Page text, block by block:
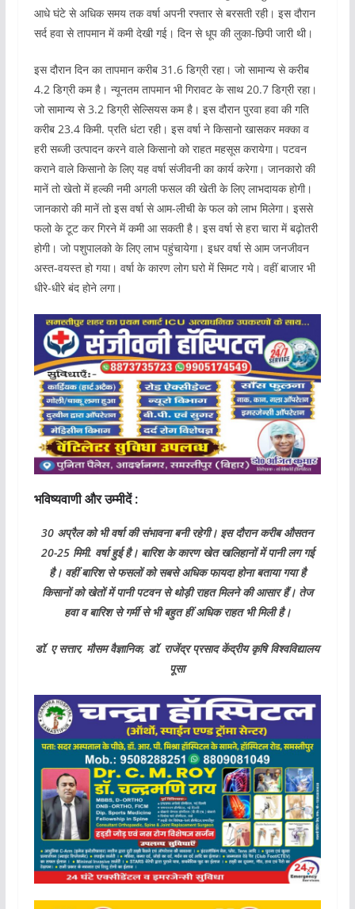
आधे घंटे से अधिक समय तक वर्षा अपनी रफ्तार से बरसती रही। इस दौरान
सर्द हवा से तापमान में कमी देखी गई। दिन से धूप की लुका-छिपी जारी थी।
इस दौरान दिन का तापमान करीब 31.6 डिग्री रहा। जो सामान्य से करीब
4.2 डिग्री कम है। न्यूनतम तापमान भी गिरावट के साथ 20.7 डिग्री रहा।
जो सामान्य से 3.2 डिग्री सेल्सियस कम है। इस दौरान पुरवा हवा की गति
करीब 23.4 किमी. प्रति धंटा रही। इस वर्षा ने किसानो खासकर मक्का व
हरी सब्जी उत्पादन करने वाले किसानो को राहत महसूस करायेगा। पटवन
कराने वाले किसानो के लिए यह वर्षा संजीवनी का कार्य करेगा। जानकारो की
मानें तो खेतो में हल्की नमी अगली फसल की खेती के लिए लाभदायक होगी।
जानकारो की मानें तो इस वर्षा से आम-लीची के फल को लाभ मिलेगा। इससे
फलो के टूट कर गिरने में कमी आ सकती है। इस वर्षा से हरा चारा में बढ़ोतरी
होगी। जो पशुपालको के लिए लाभ पहुंचायेगा। इधर वर्षा से आम जनजीवन
अस्त-वयस्त हो गया। वर्षा के कारण लोग घरो में सिमट गये। वहीं बाजार भी
धीरे-धीरे बंद होने लगा।
भविष्यवाणी और उम्मीदें :
30 अप्रैल को भी वर्षा की संभावना बनी रहेगी। इस दौरान करीब औसतन
20-25 मिमी. वर्षा हुई है। बारिश के कारण खेत खलिहानों में पानी लग गई
है। वहीं बारिश से फसलों को सबसे अधिक फायदा होना बताया गया है
किसानों को खेतों में पानी पटवन से थोड़ी राहत मिलने की आसार हैं। तेज
हवा व बारिश से गर्मी से भी बहुत हीं अधिक राहत भी मिली है।
डॉ. ए सत्तार, मौसम वैज्ञानिक, डॉ. राजेंद्र प्रसाद केंद्रीय कृषि विश्वविद्यालय
पूसा